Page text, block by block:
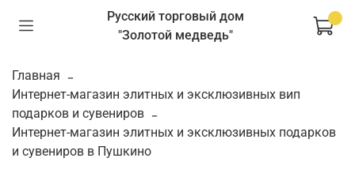
Русский торговый дом
"Золотой медведь"
Главная
Интернет-магазин элитных и эксклюзивных вип
подарков и сувениров
Интернет-магазин элитных и эксклюзивных подарков
и сувениров в Пушкино